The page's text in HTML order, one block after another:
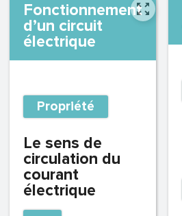
Fonctionnement
d’un circuit
électrique
Propriété
Le sens de
circulation du
courant
électrique